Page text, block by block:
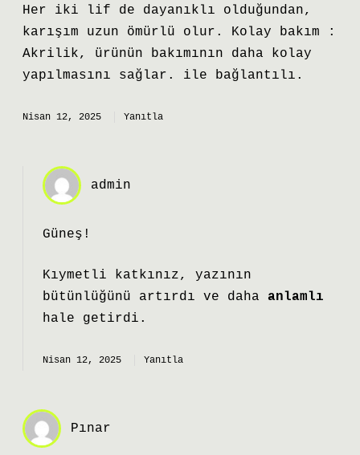
Her iki lif de dayanıklı olduğundan,
karışım uzun ömürlü olur. Kolay bakım :
Akrilik, ürünün bakımının daha kolay
yapılmasını sağlar. ile bağlantılı.
Nisan 12, 2025 Yanıtla
admin
Güneş!
Kıymetli katkınız, yazının
bütünlüğünü artırdı ve daha anlamlı
hale getirdi.
Nisan 12, 2025 Yanıtla
Pınar